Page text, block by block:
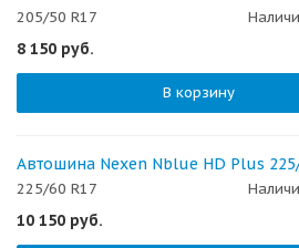
205/50 R17
8 150 руб.
В корзину
Автошина Nexen Nblue HD Plus
225/60 R17
10 150 руб.